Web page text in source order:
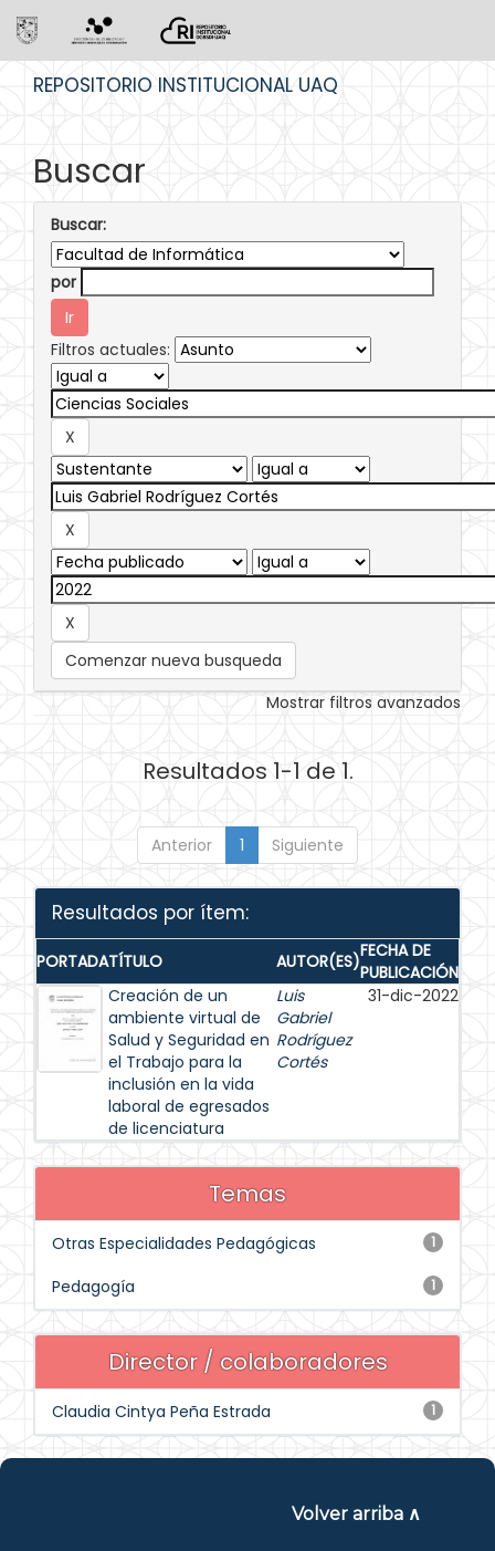
REPOSITORIO INSTITUCIONAL UAQ
Buscar
Buscar:
por
Filtros actuales:
Comenzar nueva busqueda
Mostrar filtros avanzados
Resultados 1-1 de 1.
Anterior 1 Siguiente
Resultados por ítem:
PORTADATÍTULO AUTOR(ES)FECHA DE
PUBLICACIÓN
Creación de un
ambiente virtual de
Salud y Seguridad en
el Trabajo para la
inclusión en la vida
laboral de egresados
de licenciatura
Luis
Gabriel
Rodríguez
Cortés
31-dic-2022
Temas
1
Otras Especialidades Pedagógicas
1
Pedagogía
Director / colaboradores
1
Claudia Cintya Peña Estrada
Volver arriba ∧